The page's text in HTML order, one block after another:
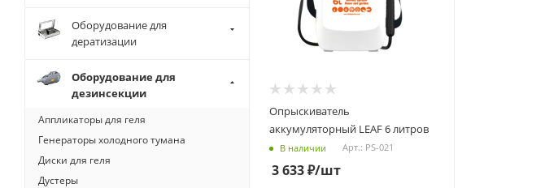
Опрыскиватель
аккумуляторный LEAF 6 литров
В наличии Арт.: PS-021
3 633₽/шт
Оборудование для
дератизации
Оборудование для
дезинсекции
Аппликаторы для геля
Генераторы холодного тумана
Диски для геля
Дустеры